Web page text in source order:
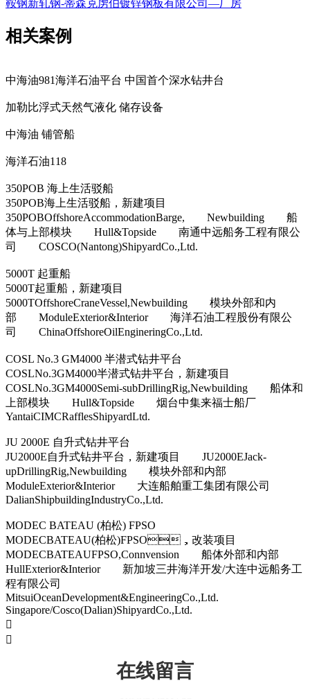
鞍钢新轧钢-蒂森克虏伯镀锌钢板有限公司—厂房
相关案例
中海油981海洋石油平台 中国首个深水钻井台
加勒比浮式天然气液化 储存设备
中海油 铺管船
海洋石油118
350POB 海上生活驳船
350POB海上生活驳船，新建项目
350POBOffshoreAccommodationBarge, Newbuilding 船
体与上部模块 Hull&Topside 南通中远船务工程有限公
司 COSCO(Nantong)ShipyardCo.,Ltd.
5000T 起重船
5000T起重船，新建项目
5000TOffshoreCraneVessel,Newbuilding 模块外部和内
部 ModuleExterior&Interior 海洋石油工程股份有限公
司 ChinaOffshoreOilEngineringCo.,Ltd.
COSL No.3 GM4000 半潜式钻井平台
COSLNo.3GM4000半潜式钻井平台，新建项目
COSLNo.3GM4000Semi-subDrillingRig,Newbuilding 船体和
上部模块 Hull&Topside 烟台中集来福士船厂
YantaiCIMCRafflesShipyardLtd.
JU 2000E 自升式钻井平台
JU2000E自升式钻井平台，新建项目 JU2000EJack-
upDrillingRig,Newbuilding 模块外部和内部
ModuleExterior&Interior 大连船舶重工集团有限公司
DalianShipbuildingIndustryCo.,Ltd.
MODEC BATEAU (柏松) FPSO
MODECBATEAU(柏松)FPSO，改装项目
MODECBATEAUFPSO,Connvension 船体外部和内部
HullExterior&Interior 新加坡三井海洋开发/大连中远船务工
程有限公司
MitsuiOceanDevelopment&EngineeringCo.,Ltd.
Singapore/Cosco(Dalian)ShipyardCo.,Ltd.


在线留言